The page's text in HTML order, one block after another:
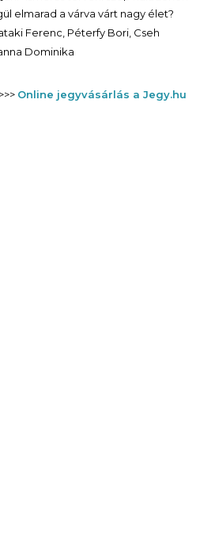
elmarad a várva várt nagy élet?
Ferenc, Péterfy Bori, Cseh
Dominika
Online jegyvásárlás a Jegy.hu